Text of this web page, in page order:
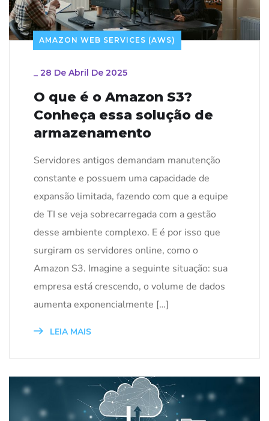
AMAZON WEB SERVICES (AWS)
_ 28 De Abril De 2025
O que é o Amazon S3?
Conheça essa solução de
armazenamento
Servidores antigos demandam manutenção
constante e possuem uma capacidade de
expansão limitada, fazendo com que a equipe
de TI se veja sobrecarregada com a gestão
desse ambiente complexo. E é por isso que
surgiram os servidores online, como o
Amazon S3. Imagine a seguinte situação: sua
empresa está crescendo, o volume de dados
aumenta exponencialmente […]
LEIA MAIS